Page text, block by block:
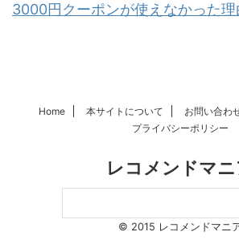
3000円クーポンが使えなかった理
Home 本サイトについて お問い合わ
プライバシーポリシー
レコメンドマ
© 2015 レコメンドマニ